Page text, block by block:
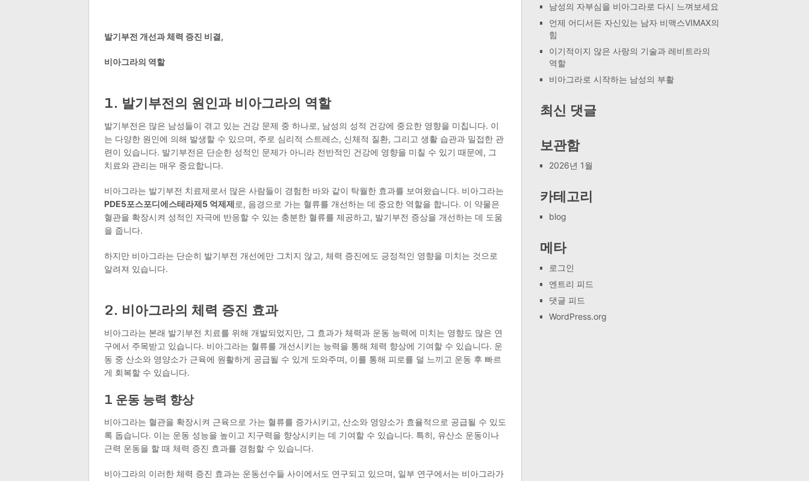
발기부전 개선과 체력 증진 비결,
비아그라의 역할
1. 발기부전의 원인과 비아그라의 역할
발기부전은 많은 남성들이 겪고 있는 건강 문제 중 하나로, 남성의 성적 건강에 중요한 영향을 미칩니다. 이
는 다양한 원인에 의해 발생할 수 있으며, 주로 심리적 스트레스, 신체적 질환, 그리고 생활 습관과 밀접한 관
련이 있습니다. 발기부전은 단순한 성적인 문제가 아니라 전반적인 건강에 영향을 미칠 수 있기 때문에, 그
치료와 관리는 매우 중요합니다.
비아그라는 발기부전 치료제로서 많은 사람들이 경험한 바와 같이 탁월한 효과를 보여왔습니다. 비아그라는
PDE5포스포디에스테라제5 억제제로, 음경으로 가는 혈류를 개선하는 데 중요한 역할을 합니다. 이 약물은
혈관을 확장시켜 성적인 자극에 반응할 수 있는 충분한 혈류를 제공하고, 발기부전 증상을 개선하는 데 도움
을 줍니다.
하지만 비아그라는 단순히 발기부전 개선에만 그치지 않고, 체력 증진에도 긍정적인 영향을 미치는 것으로
알려져 있습니다.
2. 비아그라의 체력 증진 효과
비아그라는 본래 발기부전 치료를 위해 개발되었지만, 그 효과가 체력과 운동 능력에 미치는 영향도 많은 연
구에서 주목받고 있습니다. 비아그라는 혈류를 개선시키는 능력을 통해 체력 향상에 기여할 수 있습니다. 운
동 중 산소와 영양소가 근육에 원활하게 공급될 수 있게 도와주며, 이를 통해 피로를 덜 느끼고 운동 후 빠르
게 회복할 수 있습니다.
1 운동 능력 향상
비아그라는 혈관을 확장시켜 근육으로 가는 혈류를 증가시키고, 산소와 영양소가 효율적으로 공급될 수 있도
록 돕습니다. 이는 운동 성능을 높이고 지구력을 향상시키는 데 기여할 수 있습니다. 특히, 유산소 운동이나
근력 운동을 할 때 체력 증진 효과를 경험할 수 있습니다.
비아그라의 이러한 체력 증진 효과는 운동선수들 사이에서도 연구되고 있으며, 일부 연구에서는 비아그라가
남성의 자부심을 비아그라로 다시 느껴보세요
언제 어디서든 자신있는 남자 비맥스VIMAX의
힘
이기적이지 않은 사랑의 기술과 레비트라의
역할
비아그라로 시작하는 남성의 부활
최신 댓글
보관함
2026년 1월
카테고리
blog
메타
로그인
엔트리 피드
댓글 피드
WordPress.org